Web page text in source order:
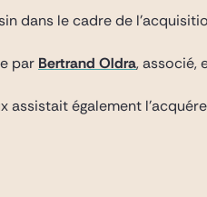
dans le cadre de
par Bertrand Oldra, associé,
assistait également